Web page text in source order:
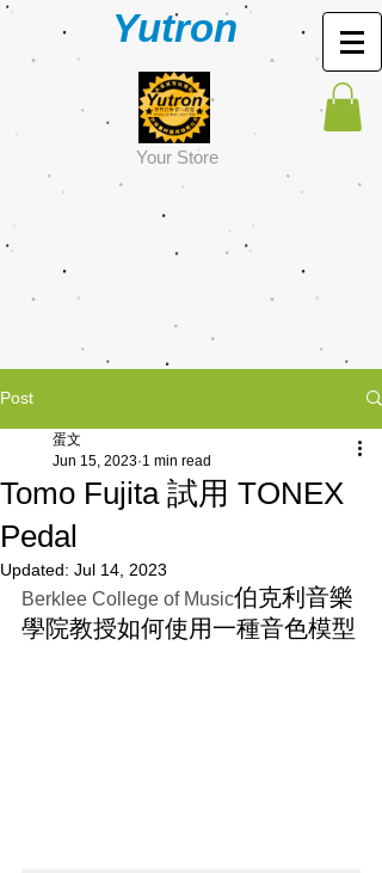
Yutron
Your Store
Post
Tomo Fujita 試用 TONEX
Pedal
蛋文
Jun 15, 2023 1 min read
Updated: Jul 14, 2023
Berklee College of Music伯克利音樂
學院教授如何使用一種音色模型